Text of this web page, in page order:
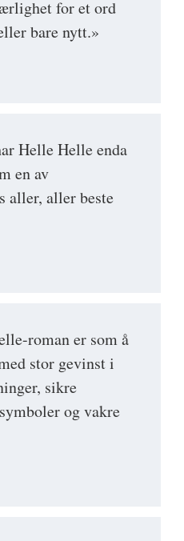
for et ord
bare nytt.»
Helle Helle enda
en av
aller, aller beste
roman er som å
stor gevinst i
sikre
og vakre